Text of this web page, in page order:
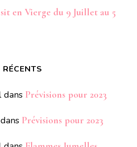
en Vierge du 9 Juillet au 5
dans Prévisions pour 2023
dans Prévisions pour 2023